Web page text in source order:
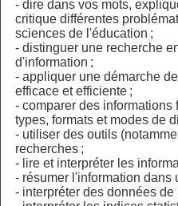
- dire dans vos mots,
critique différentes
sciences de l'éducation ;
- distinguer une recherche
d'information ;
- appliquer une démarche
efficace et efficiente ;
- comparer des
types, formats et modes de
- utiliser des outils
recherches ;
- lire et interpréter les
- résumer l'information dans
- interpréter des données